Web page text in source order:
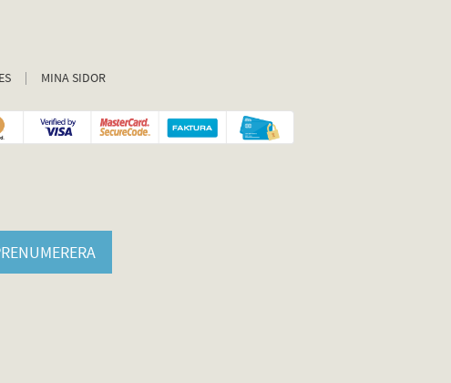
MINA SIDOR